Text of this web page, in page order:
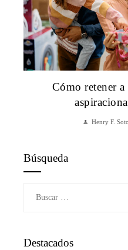
Cómo retener
Henry F. Soto
Búsqueda
Destacados